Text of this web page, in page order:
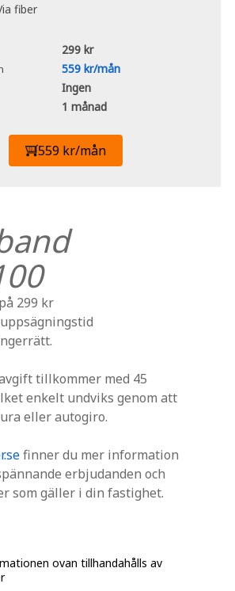
fiber
299 kr
559 kr/mån
Ingen
1 månad
559 kr/mån
299 kr
tillkommer med 45
enkelt undviks genom att
eller autogiro.
finner du mer information
erbjudanden och
som gäller i din fastighet.
ovan tillhandahålls av